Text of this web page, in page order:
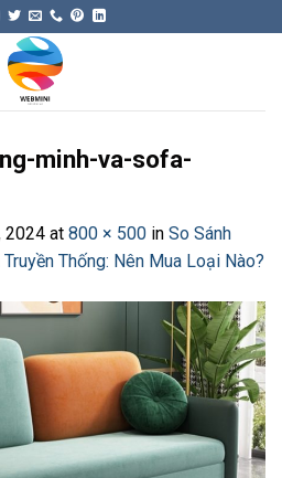
minh-va-sofa-
2024 at 800 × 500 in So Sánh
Thống: Nên Mua Loại Nào?